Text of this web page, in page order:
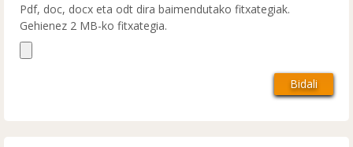
Pdf, doc, docx eta odt dira baimendutako fitxategiak.
Gehienez 2 MB-ko fitxategia.